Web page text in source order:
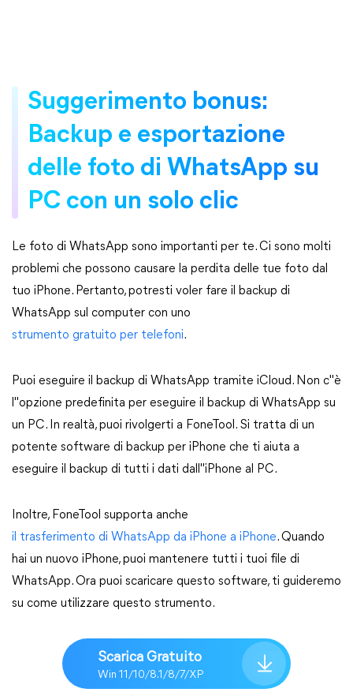
Suggerimento bonus:
Backup e esportazione
delle foto di WhatsApp su
PC con un solo clic
Le foto di WhatsApp sono importanti per te. Ci sono molti
problemi che possono causare la perdita delle tue foto dal
tuo iPhone. Pertanto, potresti voler fare il backup di
WhatsApp sul computer con uno
strumento gratuito per telefoni.
Puoi eseguire il backup di WhatsApp tramite iCloud. Non c"è
l"opzione predefinita per eseguire il backup di WhatsApp su
un PC. In realtà, puoi rivolgerti a FoneTool. Si tratta di un
potente software di backup per iPhone che ti aiuta a
eseguire il backup di tutti i dati dall"iPhone al PC.
Inoltre, FoneTool supporta anche
il trasferimento di WhatsApp da iPhone a iPhone. Quando
hai un nuovo iPhone, puoi mantenere tutti i tuoi file di
WhatsApp. Ora puoi scaricare questo software, ti guideremo
su come utilizzare questo strumento.
Scarica Gratuito
Win 11/10/8.1/8/7/XP